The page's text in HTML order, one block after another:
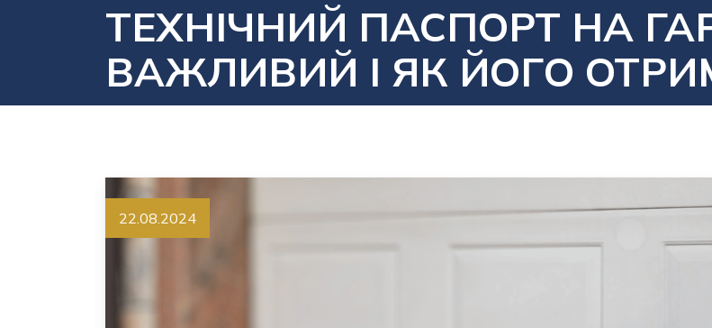
ТЕХНІЧНИЙ ПАСПОРТ НА
ВАЖЛИВИЙ І ЯК ЙОГО
22.08.2024